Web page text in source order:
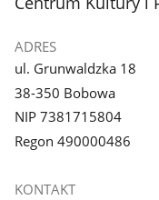
ADRES
ul. Grunwaldzka 18
38-350 Bobowa
NIP 7381715804
Regon 490000486
KONTAKT